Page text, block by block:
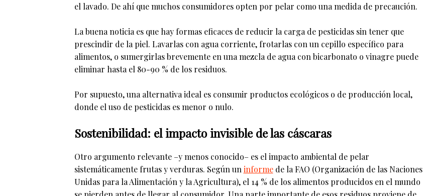
el lavado. De ahí que muchos consumidores opten por pelar como una medida de precaución.
La buena noticia es que hay formas eficaces de reducir la carga de pesticidas sin tener que
prescindir de la piel. Lavarlas con agua corriente, frotarlas con un cepillo específico para
alimentos, o sumergirlas brevemente en una mezcla de agua con bicarbonato o vinagre puede
eliminar hasta el 80-90 % de los residuos.
Por supuesto, una alternativa ideal es consumir productos ecológicos o de producción local,
donde el uso de pesticidas es menor o nulo.
Sostenibilidad: el impacto invisible de las cáscaras
Otro argumento relevante –y menos conocido– es el impacto ambiental de pelar
sistemáticamente frutas y verduras. Según un informede la FAO (Organización de las Naciones
Unidas para la Alimentación y la Agricultura), el 14 % de los alimentos producidos en el mundo